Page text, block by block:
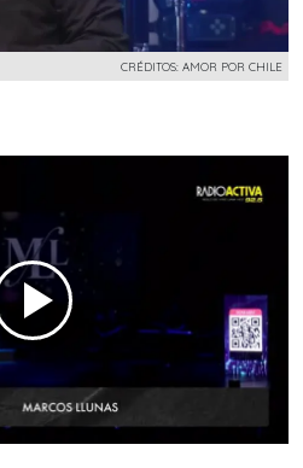
CRÉDITOS: AMOR POR CHILE